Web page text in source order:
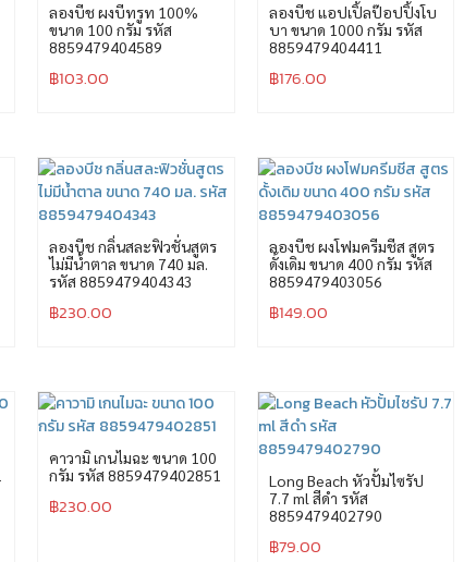
ลองบีช ผงบีทรูท 100%
ขนาด 100 กรัม รหัส
8859479404589
฿103.00
ลองบีช แอปเปิ้ลป๊อปปิ้งโบ
บา ขนาด 1000 กรัม รหัส
8859479404411
฿176.00
ลองบีช กลิ่นสละฟิวชั่นสูตร
ไม่มีน้ำตาล ขนาด 740 มล.
รหัส 8859479404343
฿230.00
ลองบีช ผงโฟมครีมชีส สูตร
ดั้งเดิม ขนาด 400 กรัม รหัส
8859479403056
฿149.00
คาวามิ เกนไมฉะ ขนาด 100
กรัม รหัส 8859479402851
฿230.00
Long Beach หัวปั้มไซรัป
7.7 ml สีดำ รหัส
8859479402790
฿79.00